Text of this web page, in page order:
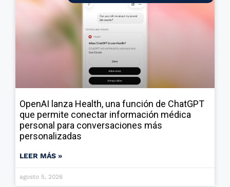
OpenAI lanza Health, una función de ChatGPT
que permite conectar información médica
personal para conversaciones más
personalizadas
LEER MÁS »
agosto 5, 2026